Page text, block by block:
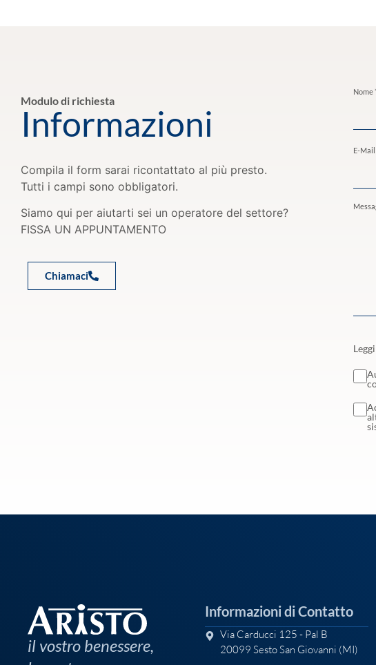
Modulo di richiesta
Informazioni
Compila il form sarai ricontattato al più presto.
Tutti i campi sono obbligatori.
Siamo qui per aiutarti sei un operatore del settore?
FISSA UN APPUNTAMENTO
Chiamaci
Nome
E-Mail
il vostro benessere,
Informazioni di Contatto
Via Carducci 125 - Pal B
20099 Sesto San Giovanni (MI)